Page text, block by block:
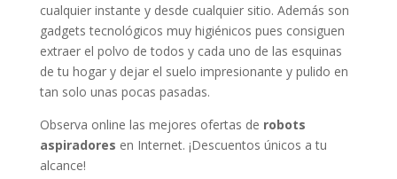
cualquier instante y desde cualquier sitio. Además son
gadgets tecnológicos muy higiénicos pues consiguen
extraer el polvo de todos y cada uno de las esquinas
de tu hogar y dejar el suelo impresionante y pulido en
tan solo unas pocas pasadas.
Observa online las mejores ofertas de robots
aspiradores en Internet. ¡Descuentos únicos a tu
alcance!